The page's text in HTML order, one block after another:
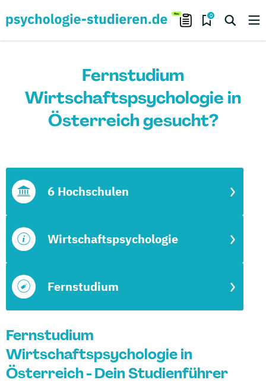
0
Fernstudium
Wirtschaftspsychologie in
Österreich gesucht?
Fernstudium
Wirtschaftspsychologie
6 Hochschulen
Fernstudium
Wirtschaftspsychologie in
Österreich - Dein Studienführer